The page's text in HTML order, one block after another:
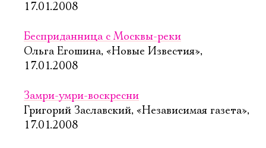
17.01.2008
Бесприданница с Москвы-реки
Ольга Егошина, «Новые Известия»,
17.01.2008
Замри-умри-воскресни
Григорий Заславский, «Независимая газета»,
17.01.2008